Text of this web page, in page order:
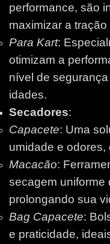
performance, são
maximizar a
Para Kart:
otimizam a
nível de
idades.
Secadores:
Capacete: Uma
umidade e odores,
Macacão:
secagem uniforme
prolongando sua
Bag Capacete:
e praticidade,